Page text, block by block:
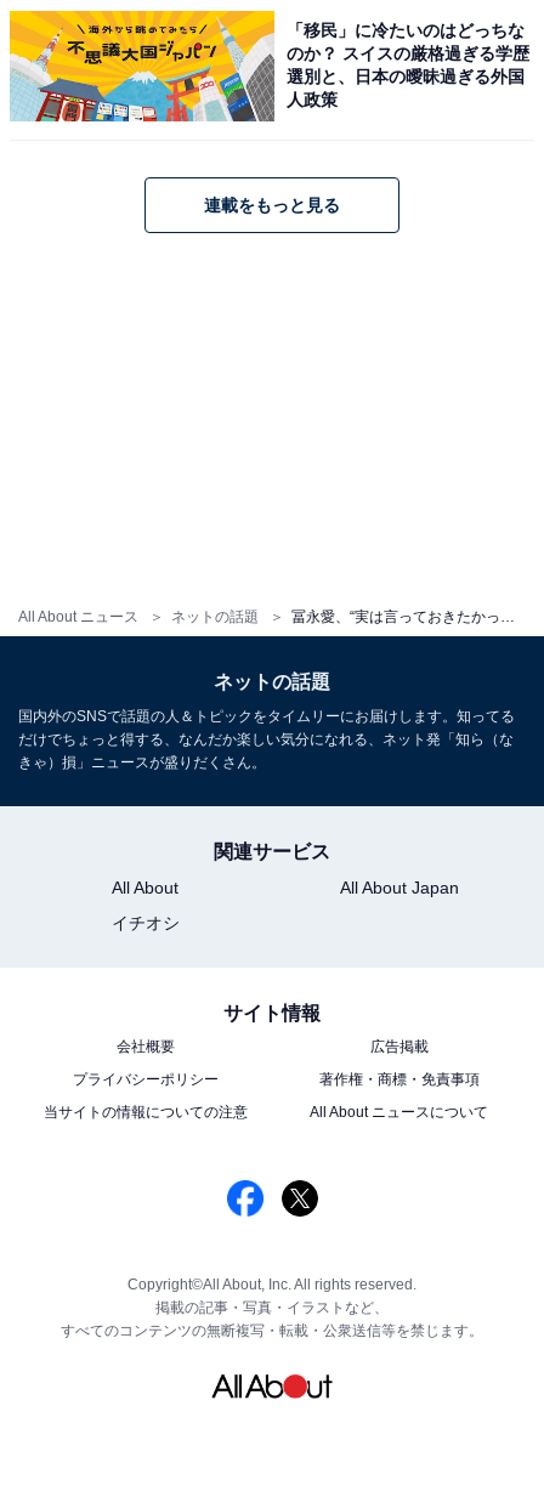
All About ニュース ネットの話題
「移民」に冷たいのはどっちな
のか？ スイスの厳格過ぎる学歴
選別と、日本の曖昧過ぎる外国
人政策
連載をもっと見る
ネットの話題
国内外のSNSで話題の人＆トピックをタイムリーにお届けします。知ってる
だけでちょっと得する、なんだか楽しい気分になれる、ネット発「知ら（な
きゃ）損」ニュースが盛りだくさん。
関連サービス
All About
All About Japan
イチオシ
サイト情報
会社概要
広告掲載
プライバシーポリシー
著作権・商標・免責事項
当サイトの情報についての注意
All About ニュースについて
Copyright©All About, Inc. All rights reserved.
掲載の記事・写真・イラストなど、
すべてのコンテンツの無断複写・転載・公衆送信等を禁じます。